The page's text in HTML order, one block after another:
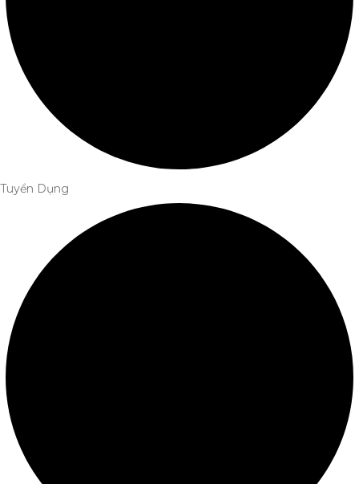
Tuyển Dụng